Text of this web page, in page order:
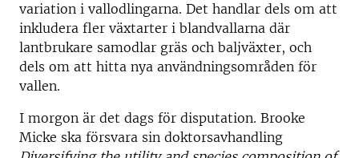
variation i vallodlingarna. Det handlar dels om att
inkludera fler växtarter i blandvallarna där
lantbrukare samodlar gräs och baljväxter, och
dels om att hitta nya användningsområden för
vallen.
I morgon är det dags för disputation. Brooke
Micke ska försvara sin doktorsavhandling